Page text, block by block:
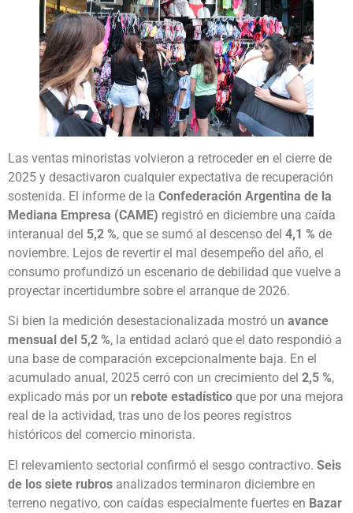
Las ventas minoristas volvieron a retroceder en el cierre de
2025 y desactivaron cualquier expectativa de recuperación
sostenida. El informe de la Confederación Argentina de la
Mediana Empresa (CAME) registró en diciembre una caída
interanual del 5,2 %, que se sumó al descenso del 4,1 % de
noviembre. Lejos de revertir el mal desempeño del año, el
consumo profundizó un escenario de debilidad que vuelve a
proyectar incertidumbre sobre el arranque de 2026.
Si bien la medición desestacionalizada mostró un avance
mensual del 5,2 %, la entidad aclaró que el dato respondió a
una base de comparación excepcionalmente baja. En el
acumulado anual, 2025 cerró con un crecimiento del 2,5 %,
explicado más por un rebote estadístico que por una mejora
real de la actividad, tras uno de los peores registros
históricos del comercio minorista.
El relevamiento sectorial confirmó el sesgo contractivo. Seis
de los siete rubros analizados terminaron diciembre en
terreno negativo, con caídas especialmente fuertes en Bazar